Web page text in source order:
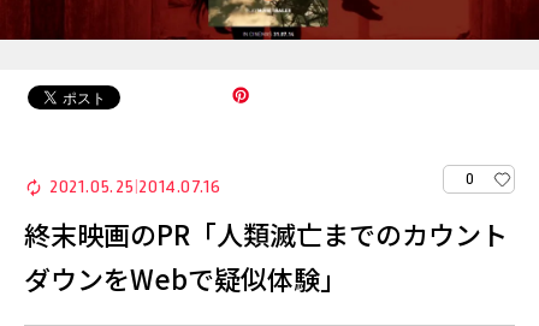
2021.05.25 2014.07.16 0
終末映画のPR「人類滅亡までのカウント
ダウンをWebで疑似体験」